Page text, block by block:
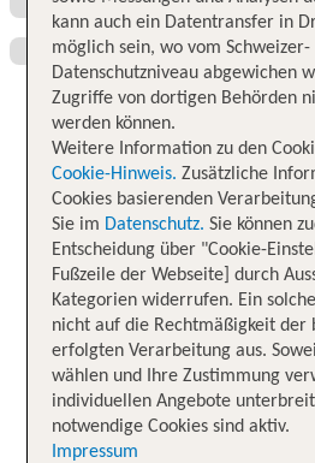
kann auch ein Datentransfer in
möglich sein, wo vom Schweizer-
Datenschutzniveau abgewichen
Zugriffe von dortigen Behörden
werden können.
Weitere Information zu den
Cookie-Hinweis. Zusätzliche
Cookies basierenden
Sie im Datenschutz. Sie können
Entscheidung über "Cookie-
Fußzeile der Webseite] durch
Kategorien widerrufen. Ein
nicht auf die Rechtmäßigkeit der
erfolgten Verarbeitung aus.
wählen und Ihre Zustimmung
individuellen Angebote
notwendige Cookies sind aktiv.
Impressum